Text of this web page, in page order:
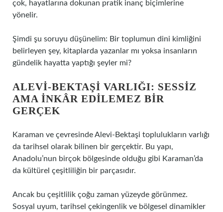
çok, hayatlarına dokunan pratik inanç biçimlerine
yönelir.
Şimdi şu soruyu düşünelim: Bir toplumun dini kimliğini
belirleyen şey, kitaplarda yazanlar mı yoksa insanların
gündelik hayatta yaptığı şeyler mi?
ALEVI-BEKTAŞI VARLIĞI: SESSIZ
AMA INKÂR EDILEMEZ BIR
GERÇEK
Karaman ve çevresinde Alevi-Bektaşi toplulukların varlığı
da tarihsel olarak bilinen bir gerçektir. Bu yapı,
Anadolu’nun birçok bölgesinde olduğu gibi Karaman’da
da kültürel çeşitliliğin bir parçasıdır.
Ancak bu çeşitlilik çoğu zaman yüzeyde görünmez.
Sosyal uyum, tarihsel çekingenlik ve bölgesel dinamikler